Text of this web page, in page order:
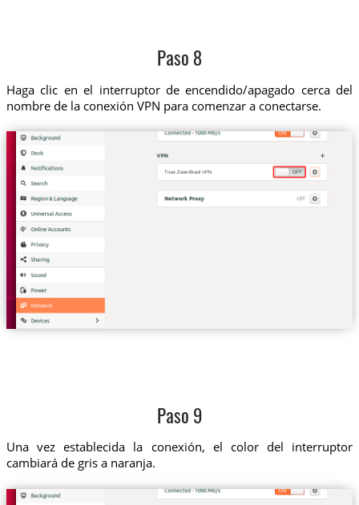
Paso 8
Haga clic en el interruptor de encendido/apagado cerca del
nombre de la conexión VPN para comenzar a conectarse.
Trust.Zone-Brazil VPN
Paso 9
Una vez establecida la conexión, el color del interruptor
cambiará de gris a naranja.